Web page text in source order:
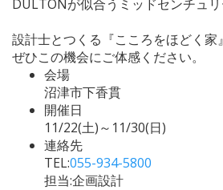
DULTONが似合うミッドセンチュ
設計士とつくる『こころをほどく家
ぜひこの機会にご体感ください。
会場
沼津市下香貫
開催日
11/22(土)～11/30(日)
連絡先
TEL:055-934-5800
担当:企画設計